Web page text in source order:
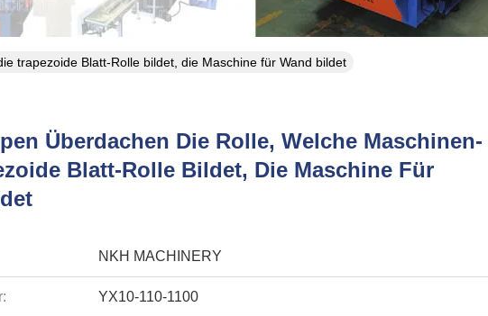
trapezoide Blatt-Rolle bildet, die Maschine für Wand bildet
Überdachen Die Rolle, Welche Maschinen-
Blatt-Rolle Bildet, Die Maschine Für
NKH MACHINERY
YX10-110-1100